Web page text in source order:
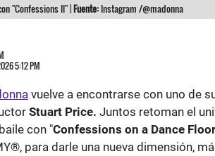
"Confessions II" |Fuente: Instagram /@madonna
5:12 PM
vuelve a encontrarse con uno de
Stuart Price. Juntos retoman el
con "Confessions on a Dance
para darle una nueva dimensión,